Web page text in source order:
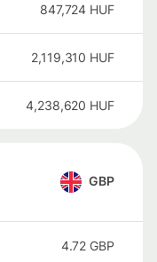
847,724 HUF
2,119,310 HUF
4,238,620 HUF
GBP
4.72 GBP